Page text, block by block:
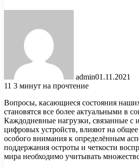
admin01.11.2021
11 3 минут на прочтение
Вопросы, касающиеся состояния
становятся все более актуальными в
Каждодневные нагрузки, связанные с
цифровых устройств, влияют на общее
особого внимания к определённым
поддержания остроты и четкости
мира необходимо учитывать